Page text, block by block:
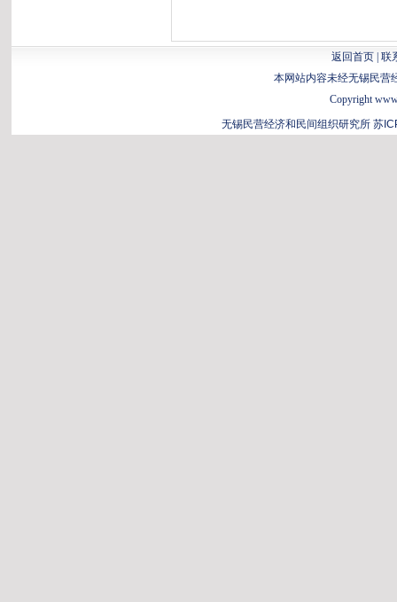
返回首页| 联
本网站内容未经无锡民营
Copyright
无锡民营经济和民间组织研究所 苏